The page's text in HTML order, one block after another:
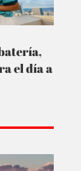
el día a